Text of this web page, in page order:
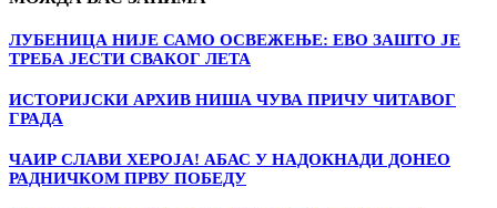
ЛУБЕНИЦА НИЈЕ САМО ОСВЕЖЕЊЕ: ЕВО ЗАШТО ЈЕ
ТРЕБА ЈЕСТИ СВАКОГ ЛЕТА
ИСТОРИЈСКИ АРХИВ НИША ЧУВА ПРИЧУ ЧИТАВОГ
ГРАДА
ЧАИР СЛАВИ ХЕРОЈА! АБАС У НАДОКНАДИ ДОНЕО
РАДНИЧКОМ ПРВУ ПОБЕДУ